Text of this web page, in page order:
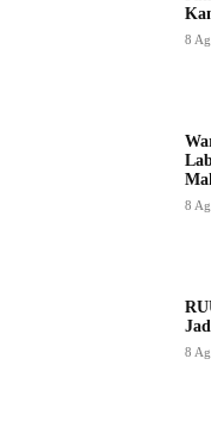
8
8
8